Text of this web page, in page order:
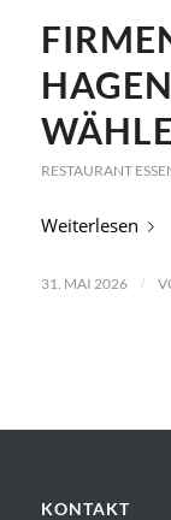
RESTAURANT
Weiterlesen
31. MAI 2026 /
KONTAKT